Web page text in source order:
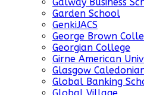
Galway Business
Garden School
GenkiJACS
George Brown
Georgian College
Girne American
Glasgow
Global Banking